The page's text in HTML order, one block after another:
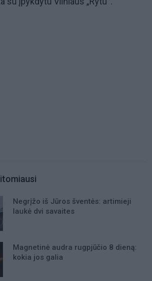
Negrįžo iš Jūros šventės: artimieji
laukė dvi savaites
Magnetinė audra rugpjūčio 8 dieną:
kokia jos galia